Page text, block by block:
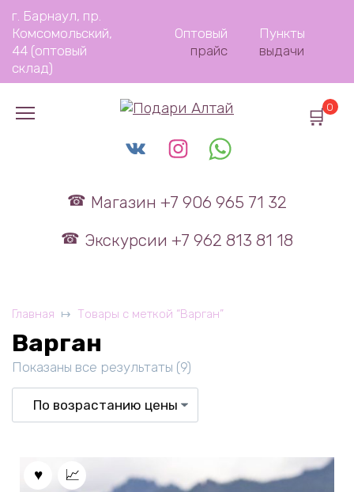
Перейти
содержанию
г. Барнаул, пр.
Комсомольский,
44 (оптовый
склад)
Оптовый
прайс
Пункты
выдачи
Магазин +7 906 965 71 32
Экскурсии +7 962 813 81 18
0
Главная Товары с меткой “Варган”
Варган
Показаны все результаты (9)
по